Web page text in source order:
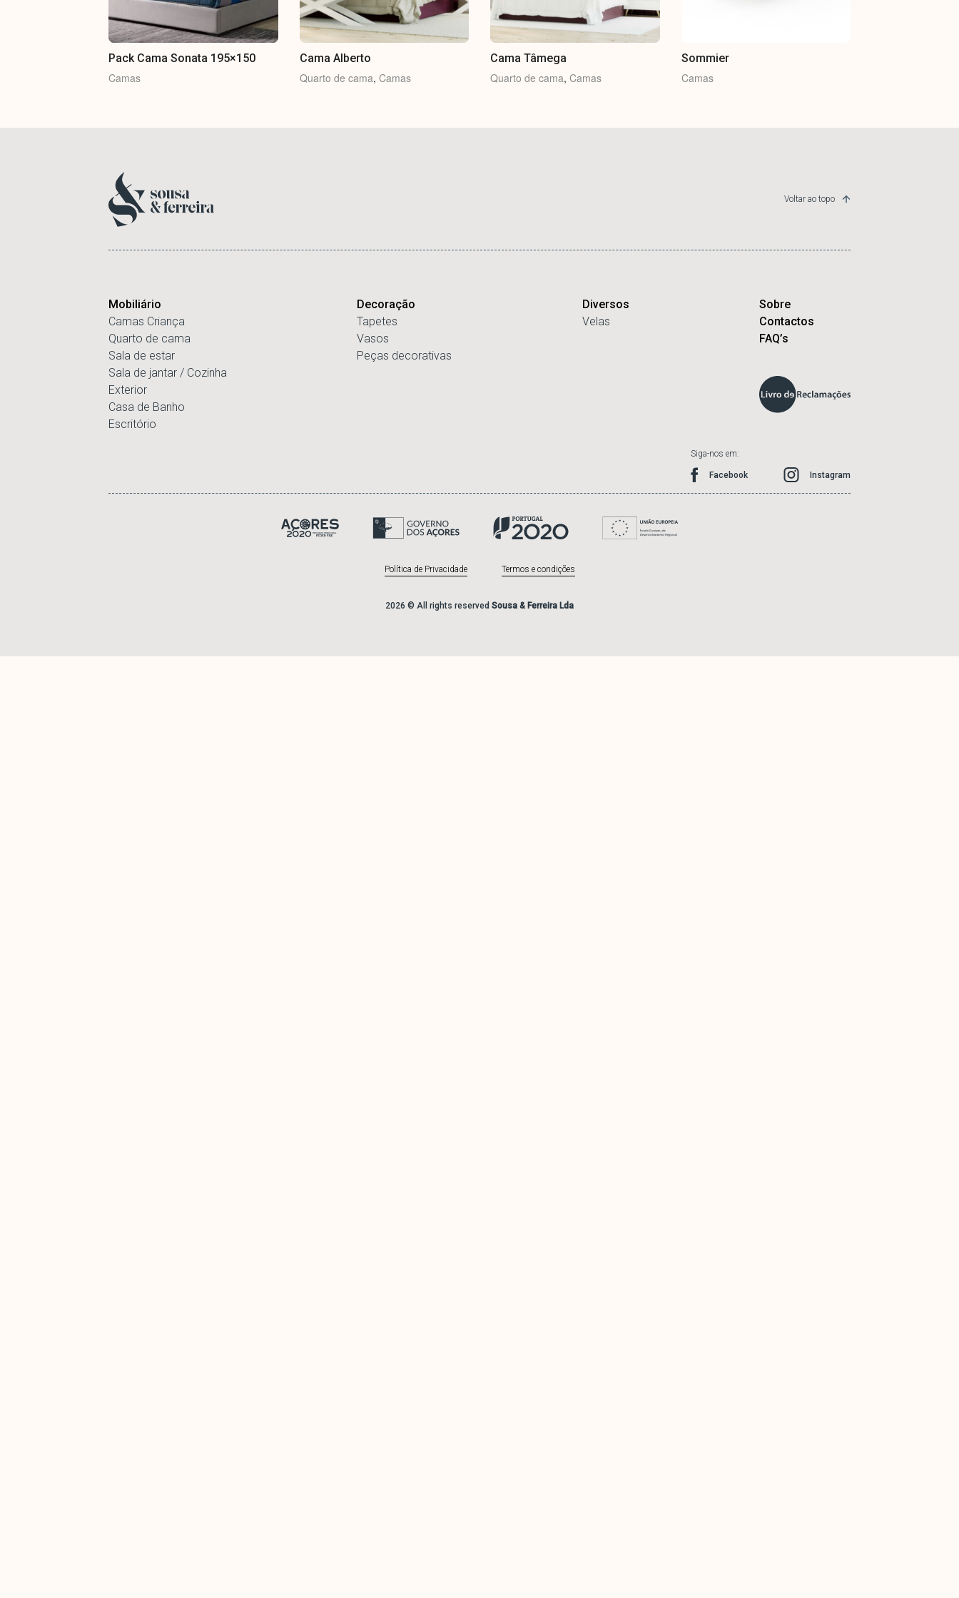
Pack Cama Sonata 195×150
Camas
Cama Alberto
Quarto de cama, Camas
Cama Tâmega
Quarto de cama, Camas
Sommier
Camas
Voltar ao topo
Mobiliário
Camas Criança
Quarto de cama
Sala de estar
Sala de jantar / Cozinha
Exterior
Casa de Banho
Escritório
Decoração
Tapetes
Vasos
Peças decorativas
Diversos
Velas
Sobre
Contactos
FAQ’s
Siga-nos em:
Facebook Instagram
Política de Privacidade Termos e condições
2026 © All rights reserved Sousa & Ferreira Lda